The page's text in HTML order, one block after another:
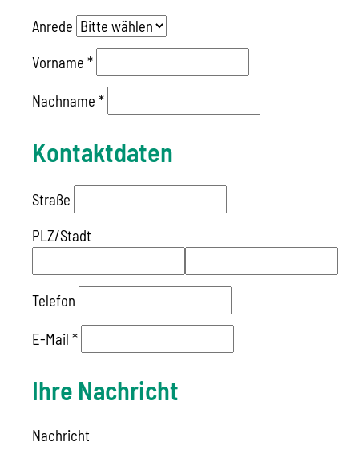
Anrede
Vorname *
Nachname *
Kontaktdaten
Straße
PLZ/Stadt
Telefon
E-Mail *
Ihre Nachricht
Nachricht